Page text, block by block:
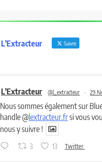
L'Extracteur Suivre
L'Extracteur @l_extracteur · 29
Nous sommes également sur
handle @lextracteur.frsi vous
nous y suivre !
3 13 Twitter